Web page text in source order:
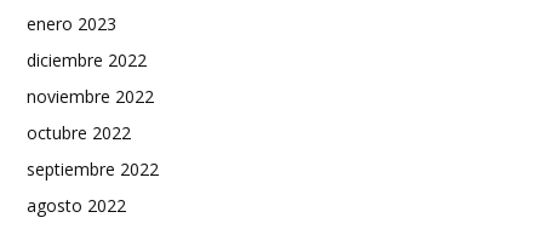
enero 2023
diciembre 2022
noviembre 2022
octubre 2022
septiembre 2022
agosto 2022